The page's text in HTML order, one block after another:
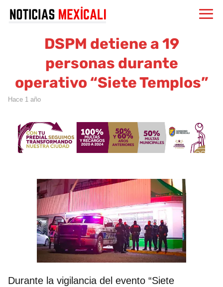
DSPM detiene a 19
personas durante
operativo “Siete Templos”
hace 1 año
Durante la vigilancia del evento “Siete